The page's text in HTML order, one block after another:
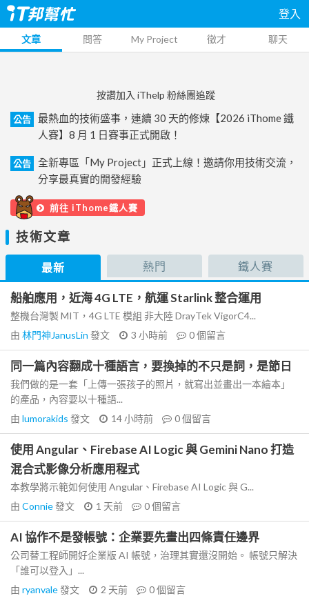
登入
文章 問答 My Project 徵才 聊天
按讚加入 iThelp 粉絲團追蹤
公告
最熱血的技術盛事，連續 30 天的修煉【2026 iThome 鐵
人賽】8 月 1 日賽事正式開啟！
公告
全新專區「My Project」正式上線！邀請你用技術交流，
分享最真實的開發經驗
前往 iThome鐵人賽
技術文章
最新 熱門 鐵人賽
船舶應用，近海 4G LTE，航運 Starlink 整合運用
整機台灣製 MIT，4G LTE 模組 非大陸 DrayTek VigorC4...
由 林門神JanusLin 發文 3 小時前 0個留言
同一篇內容翻成十種語言，要換掉的不只是詞，是節日
我們做的是一套「上傳一張孩子的照片，就寫出並畫出一本繪本」
的產品，內容要以十種語...
由 lumorakids 發文 14 小時前 0個留言
使用 Angular、Firebase AI Logic 與 Gemini Nano 打造
混合式影像分析應用程式
本教學將示範如何使用 Angular、Firebase AI Logic 與 G...
由 Connie發文 1 天前 0個留言
AI 協作不是發帳號：企業要先畫出四條責任邊界
公司替工程師開好企業版 AI 帳號，治理其實還沒開始。 帳號只解決
「誰可以登入」...
由 ryanvale發文 2 天前 0個留言